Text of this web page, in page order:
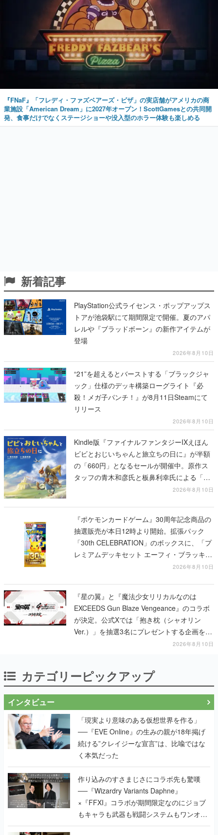
『FNaF』「フレディ・ファズベアーズ・ピザ」の実店舗がアメリカの商
業施設「American Dream」に2027年オープン！ScottGamesとの共同開
発、食事だけでなくステージショーや没入型のホラー体験も楽しめる
新着記事
PlayStation公式ライセンス・ポップアップス
トアが池袋駅にて期間限定で開催。夏のアパ
レルや『ブラッドボーン』の新作アイテムが
登場
2026年8月10日
“21”を超えるとバーストする「ブラックジャ
ック」仕様のデッキ構築ローグライト『必
殺！メガ子パンチ！』が8月11日Steamにて
リリース
2026年8月10日
Kindle版『ファイナルファンタジーIXえほん
ビビとおじいちゃんと旅立ちの日に』が半額
の「660円」となるセールが開催中。原作ス
タッフの青木和彦氏と板鼻利幸氏による「ビ
2026年8月10日
『ポケモンカードゲーム』30周年記念商品の
抽選販売が本日12時より開始。拡張パック
「30th CELEBRATION」のボックスに、「プ
レミアムデッキセット エーフィ・ブラッキ
ー」「FUTURISTIC BOX」の計3商品2026年8月10日
『星の翼』と『魔法少女リリカルなのは
EXCEEDS Gun Blaze Vengeance』のコラボ
が決定。公式Xでは「抱き枕（シャオリン
Ver.）」を抽選3名にプレゼントする企画を実
2026年8月10日
カテゴリーピックアップ
インタビュー
「現実より意味のある仮想世界を作る」
──『EVE Online』の生みの親が18年掲げ
続ける”クレイジーな宣言”は、比喩ではな
く本気だった
作り込みのすさまじさにコラボ先も驚嘆
──『Wizardry Variants Daphne』
×『FFXI』コラボが期間限定なのにジョブ
もキャラも武器も戦闘システムもワンオフ
で作り込まれた理由を両ディレクターに聞